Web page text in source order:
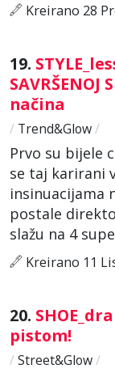
Kreirano 28
19.
načina
/ Trend&Glow/
Prvo su bijele
se taj karirani
insinuacijama
postale
slažu na 4
Kreirano 11
20.
pistom!
/ Street&Glow/